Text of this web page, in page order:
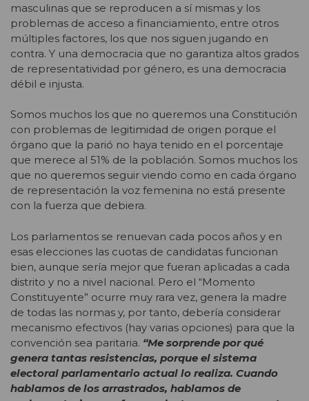
masculinas que se reproducen a sí mismas y los
problemas de acceso a financiamiento, entre otros
múltiples factores, los que nos siguen jugando en
contra. Y una democracia que no garantiza altos grados
de representatividad por género, es una democracia
débil e injusta.
Somos muchos los que no queremos una Constitución
con problemas de legitimidad de origen porque el
órgano que la parió no haya tenido en el porcentaje
que merece al 51% de la población. Somos muchos los
que no queremos seguir viendo como en cada órgano
de representación la voz femenina no está presente
con la fuerza que debiera.
Los parlamentos se renuevan cada pocos años y en
esas elecciones las cuotas de candidatas funcionan
bien, aunque sería mejor que fueran aplicadas a cada
distrito y no a nivel nacional. Pero el “Momento
Constituyente” ocurre muy rara vez, genera la madre
de todas las normas y, por tanto, debería considerar
mecanismo efectivos (hay varias opciones) para que la
convención sea paritaria. “Me sorprende por qué
genera tantas resistencias, porque el sistema
electoral parlamentario actual lo realiza. Cuando
hablamos de los arrastrados, hablamos de